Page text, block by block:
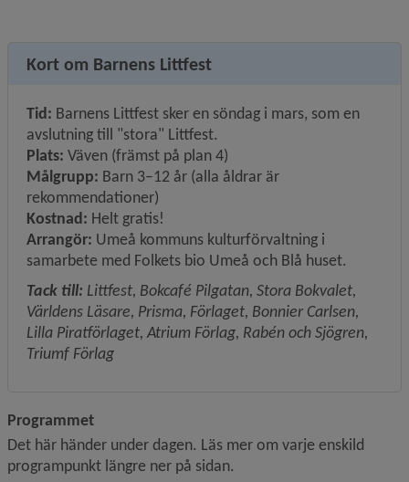
Kort om Barnens Littfest
Tid: Barnens Littfest sker en söndag i mars, som en
avslutning till "stora" Littfest.
Plats: Väven (främst på plan 4)
Målgrupp: Barn 3–12 år (alla åldrar är
rekommendationer)
Kostnad: Helt gratis!
Arrangör: Umeå kommuns kulturförvaltning i
samarbete med Folkets bio Umeå och Blå huset.
Tack till: Littfest, Bokcafé Pilgatan, Stora Bokvalet,
Världens Läsare, Prisma, Förlaget, Bonnier Carlsen,
Lilla Piratförlaget, Atrium Förlag, Rabén och Sjögren,
Triumf Förlag
Programmet
Det här händer under dagen. Läs mer om varje enskild
programpunkt längre ner på sidan.